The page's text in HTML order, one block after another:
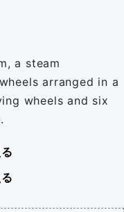
a steam
arranged in a
wheels and six